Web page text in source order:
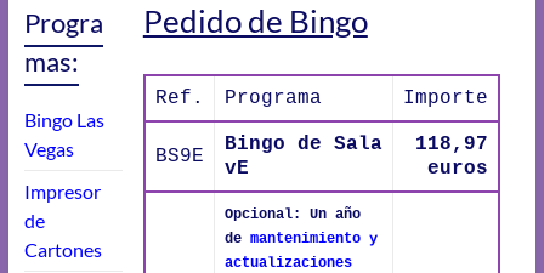
Pedido de Bingo
Ref. Programa Importe
BS9E
Bingo de Sala
vE
118,97
euros
Opcional: Un año
de mantenimiento y
actualizaciones
Progra
mas:
Bingo Las
Vegas
Impresor
de
Cartones